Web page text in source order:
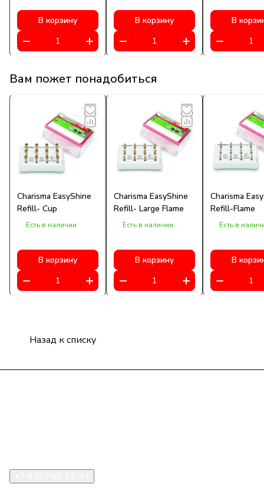
В корзину В корзину В
Вам пожет понадобиться
Charisma EasyShine
Refill- Cup
Есть в наличии
В корзину
Charisma EasyShine
Refill- Large Flame
Есть в наличии
В корзину
Charisma
Refill-Flame
Есть в
В
Назад к списку